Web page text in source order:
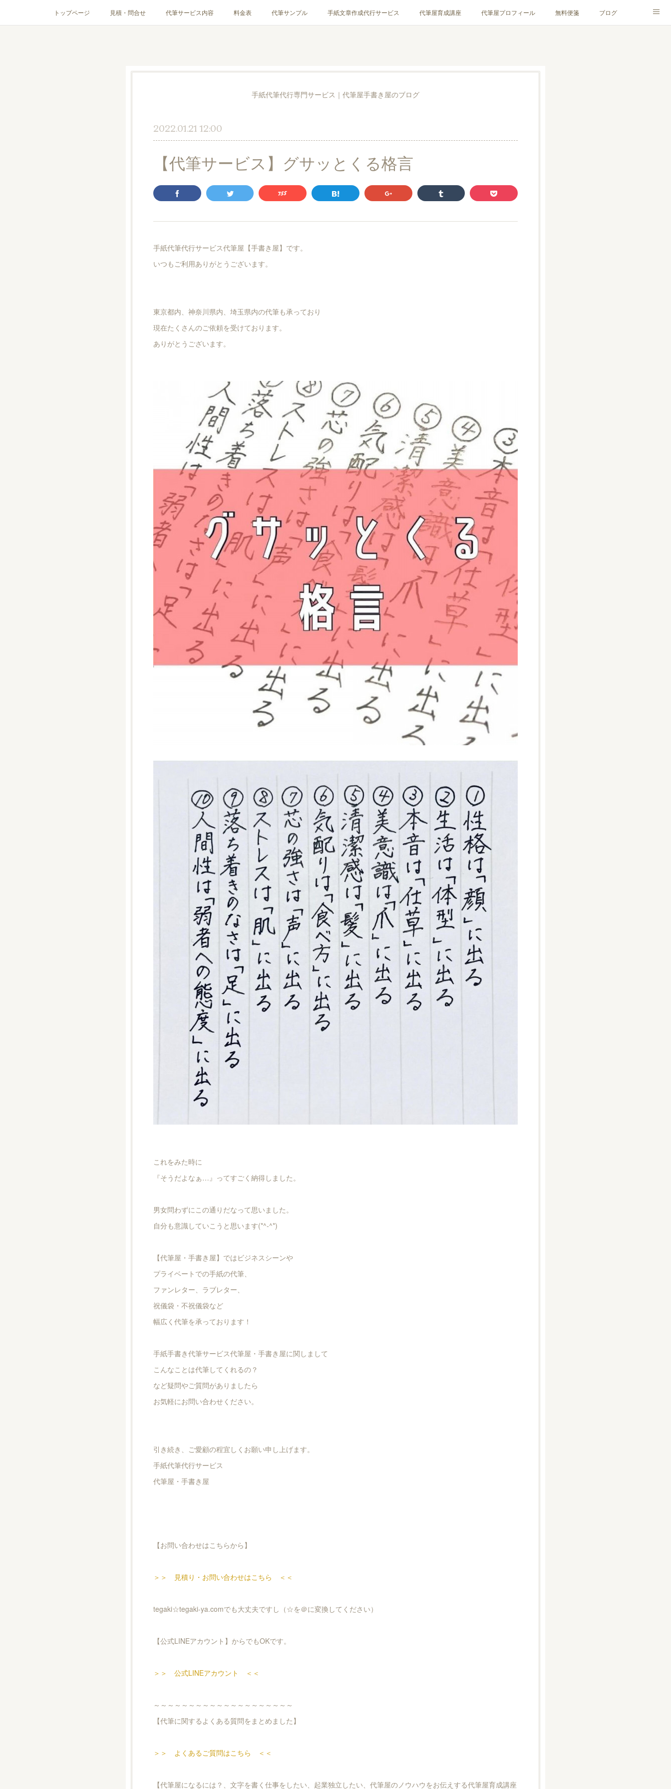
トップページ 見積・問合せ 代筆サービス内容 料金表 代筆サンプル 手紙文章作成代行サービス 代筆屋育成講座 代筆屋プロフィール 無料便箋 ブログ
手紙代筆代行専門サービス｜代筆屋手書き屋のブログ
2022.01.21 12:00
【代筆サービス】グサッとくる格言
手紙代筆代行サービス代筆屋【手書き屋】です。
いつもご利用ありがとうございます。
東京都内、神奈川県内、埼玉県内の代筆も承っており
現在たくさんのご依頼を受けております。
ありがとうございます。
これをみた時に
『そうだよなぁ…』ってすごく納得しました。
男女問わずにこの通りだなって思いました。
自分も意識していこうと思います(*^-^*)
【代筆屋・手書き屋】ではビジネスシーンや
プライベートでの手紙の代筆、
ファンレター、ラブレター、
祝儀袋・不祝儀袋など
幅広く代筆を承っております！
手紙手書き代筆サービス代筆屋・手書き屋に関しまして
こんなことは代筆してくれるの？
など疑問やご質問がありましたら
お気軽にお問い合わせください。
引き続き、ご愛顧の程宜しくお願い申し上げます。
手紙代筆代行サービス
代筆屋・手書き屋
【お問い合わせはこちらから】
＞＞ 見積り・お問い合わせはこちら ＜＜
tegaki☆tegaki-ya.comでも大丈夫ですし（☆を＠に変換してください）
【公式LINEアカウント】からでもOKです。
＞＞ 公式LINEアカウント ＜＜
～～～～～～～～～～～～～～～～～～～～
【代筆に関するよくある質問をまとめました】
＞＞ よくあるご質問はこちら ＜＜
【代筆屋になるには？、文字を書く仕事をしたい、起業独立したい、代筆屋のノウハウをお伝えする代筆屋育成講座